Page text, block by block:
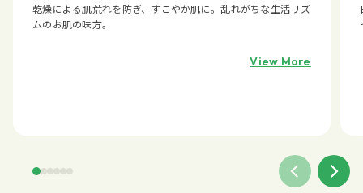
乾燥による肌荒れを防ぎ、すこやか肌に。乱れがちな生活リズ
ムのお肌の味方。
View More